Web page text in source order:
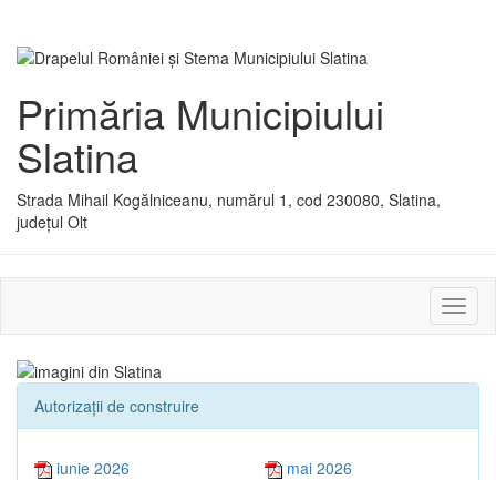
Primăria Municipiului
Slatina
Strada Mihail Kogălniceanu, numărul 1, cod 230080, Slatina,
județul Olt
sau
Autorizaţii de construire
iunie 2026
mai 2026